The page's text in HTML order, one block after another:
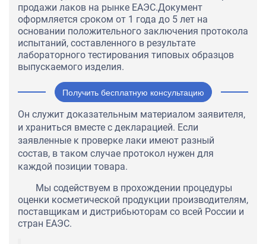
продажи лаков на рынке ЕАЭС.Документ
оформляется сроком от 1 года до 5 лет на
основании положительного заключения протокола
испытаний, составленного в результате
лабораторного тестирования типовых образцов
выпускаемого изделия.
Получить бесплатную консультацию
Он служит доказательным материалом заявителя,
и храниться вместе с декларацией. Если
заявленные к проверке лаки имеют разный
состав, в таком случае протокол нужен для
каждой позиции товара.
Мы содействуем в прохождении процедуры
оценки косметической продукции производителям,
поставщикам и дистрибьюторам со всей России и
стран ЕАЭС.